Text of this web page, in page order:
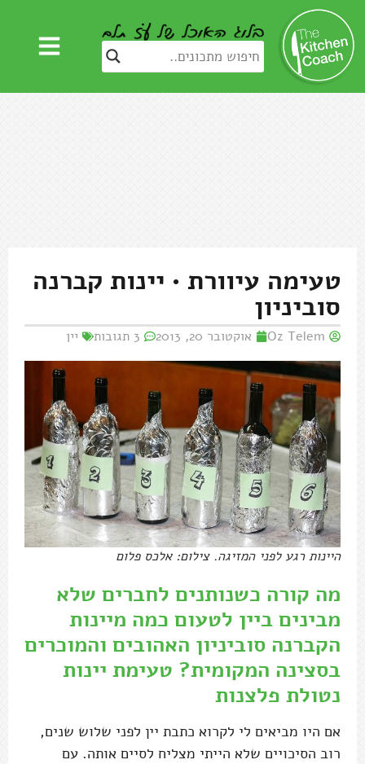
טעימה עיוורת • יינות קברנה
סוביניון
Oz Telem אוקטובר 20, 2013 3 תגובות יין
היינות רגע לפני המזיגה. צילום: אלכס פלום
מה קורה כשנותנים לחברים שלא
מבינים ביין לטעום כמה מיינות
הקברנה סוביניון האהובים והמוכרים
בסצינה המקומית? טעימת יינות
נטולת פלצנות
אם היו מביאים לי לקרוא כתבת יין לפני שלוש שנים,
רוב הסיכויים שלא הייתי מצליח לסיים אותה. עם